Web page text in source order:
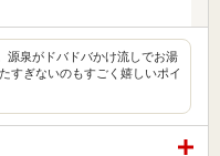
源泉がドバドバかけ流しでお湯
すぎないのもすごく嬉しいポイ